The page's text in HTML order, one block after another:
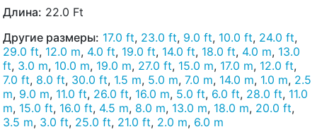
Длина: 22.0 Ft
Другие размеры: 17.0 ft, 23.0 ft, 9.0 ft, 10.0 ft, 24.0 ft,
29.0 ft, 12.0 m, 4.0 ft, 19.0 ft, 14.0 ft, 18.0 ft, 4.0 m, 13.0
ft, 3.0 m, 10.0 m, 19.0 m, 27.0 ft, 15.0 m, 17.0 m, 12.0 ft,
7.0 ft, 8.0 ft, 30.0 ft, 1.5 m, 5.0 m, 7.0 m, 14.0 m, 1.0 m, 2.5
m, 9.0 m, 11.0 ft, 26.0 ft, 16.0 m, 5.0 ft, 6.0 ft, 28.0 ft, 11.0
m, 15.0 ft, 16.0 ft, 4.5 m, 8.0 m, 13.0 m, 18.0 m, 20.0 ft,
3.5 m, 3.0 ft, 25.0 ft, 21.0 ft, 2.0 m, 6.0 m